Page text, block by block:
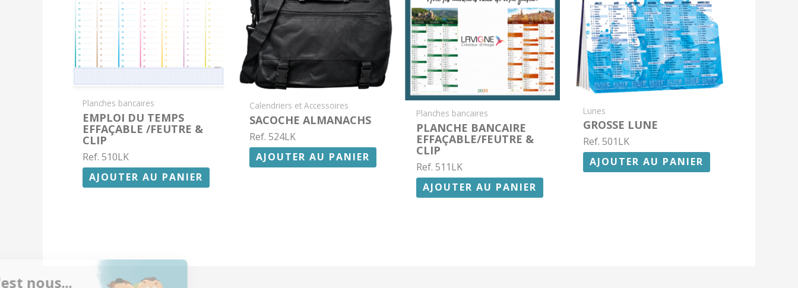
Planches bancaires
EMPLOI DU TEMPS
EFFAÇABLE /FEUTRE &
CLIP
Ref. 510LK
AJOUTER AU PANIER
Calendriers et Accessoires
SACOCHE ALMANACHS
Ref. 524LK
AJOUTER AU PANIER
Planches bancaires
PLANCHE BANCAIRE
EFFAÇABLE/FEUTRE &
CLIP
Ref. 511LK
AJOUTER AU PANIER
Lunes
GROSSE LUNE
Ref. 501LK
AJOUTER AU PANIER
Salut c'est nous...